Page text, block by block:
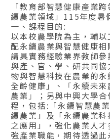
「教育部智慧健康產業
續農業領域」115年度暑
一、課程目的:
以本校農學院為主，輔
配永續農業與智慧健康
請具實務經驗業界教師參
與產、官、學、研共同
物與智慧科技在農業的
全齡健康」、「永續未
農業」；另與中興大學
程，包括:「永續智慧農
續農業」及「永續農業
之應用」，強化農業人
強產業職能，期待透過此